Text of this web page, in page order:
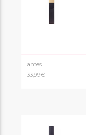
antes
33,99€